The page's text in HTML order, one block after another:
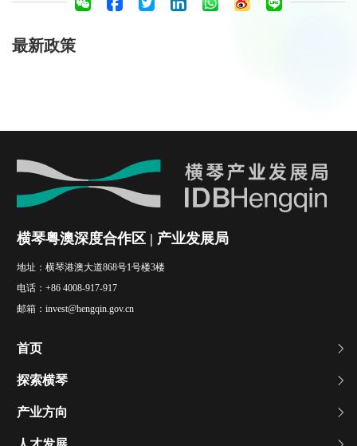
最新政策
横琴粤澳深度合作区 | 产业发展局
地址： 横琴港澳大道868号1号楼3楼
电话： +86 4008-917-917
邮箱： invest@hengqin.gov.cn
首页
探索横琴
产业方向